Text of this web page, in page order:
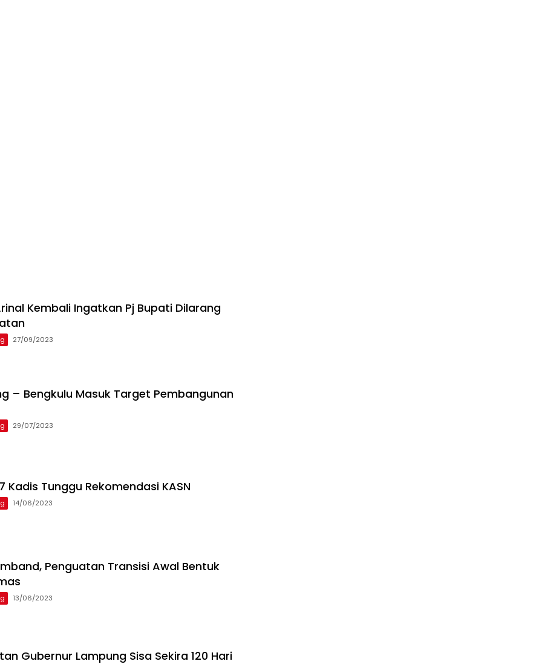
Kembali Ingatkan Pj Bupati Dilarang
27/09/2023
– Bengkulu Masuk Target Pembangunan
29/07/2023
Kadis Tunggu Rekomendasi KASN
14/06/2023
Penguatan Transisi Awal Bentuk
13/06/2023
Gubernur Lampung Sisa Sekira 120 Hari